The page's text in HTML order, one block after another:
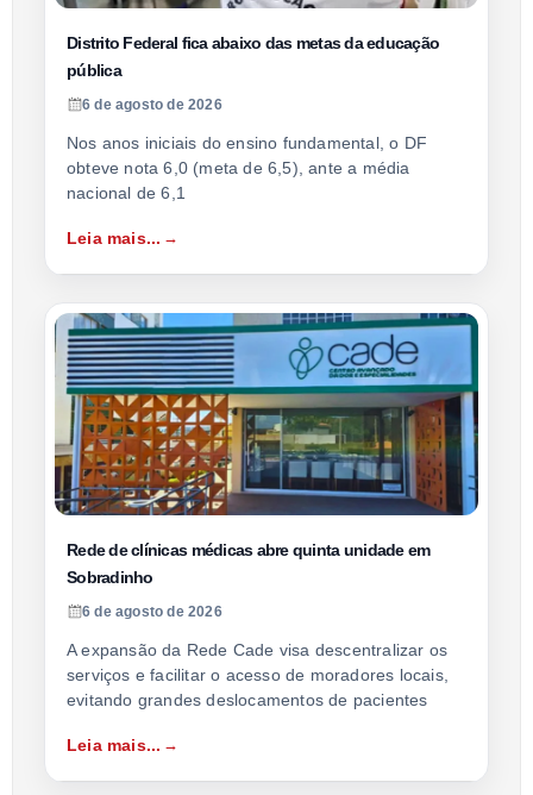
Distrito Federal fica abaixo das metas da educação
pública
6 de agosto de 2026
Nos anos iniciais do ensino fundamental, o DF
obteve nota 6,0 (meta de 6,5), ante a média
nacional de 6,1
Leia mais...
Rede de clínicas médicas abre quinta unidade em
Sobradinho
6 de agosto de 2026
A expansão da Rede Cade visa descentralizar os
serviços e facilitar o acesso de moradores locais,
evitando grandes deslocamentos de pacientes
Leia mais...